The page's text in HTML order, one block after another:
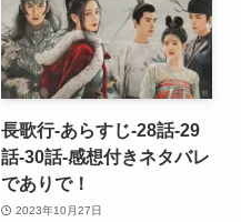
長歌行-あらすじ-28話-29
話-30話-感想付きネタバレ
でありで！
2023年10月27日